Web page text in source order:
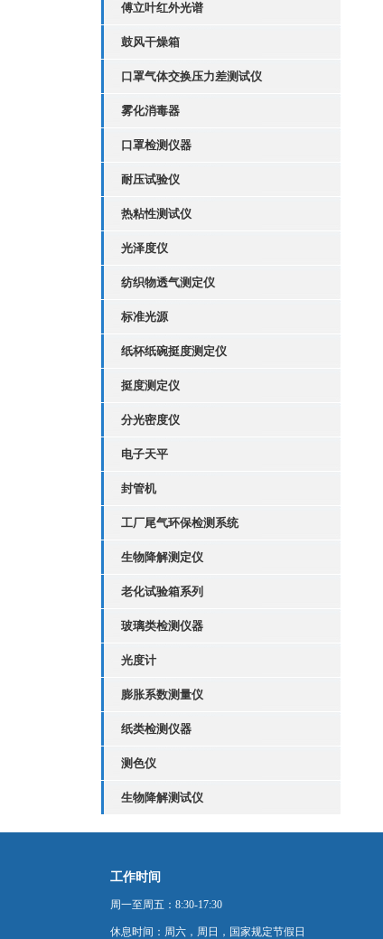
傅立叶红外光谱
鼓风干燥箱
口罩气体交换压力差测试仪
雾化消毒器
口罩检测仪器
耐压试验仪
热粘性测试仪
光泽度仪
纺织物透气测定仪
标准光源
纸杯纸碗挺度测定仪
挺度测定仪
分光密度仪
电子天平
封管机
工厂尾气环保检测系统
生物降解测定仪
老化试验箱系列
玻璃类检测仪器
光度计
膨胀系数测量仪
纸类检测仪器
测色仪
生物降解测试仪
工作时间
周一至周五：8:30-17:30
休息时间：周六，周日，国家规定节假日